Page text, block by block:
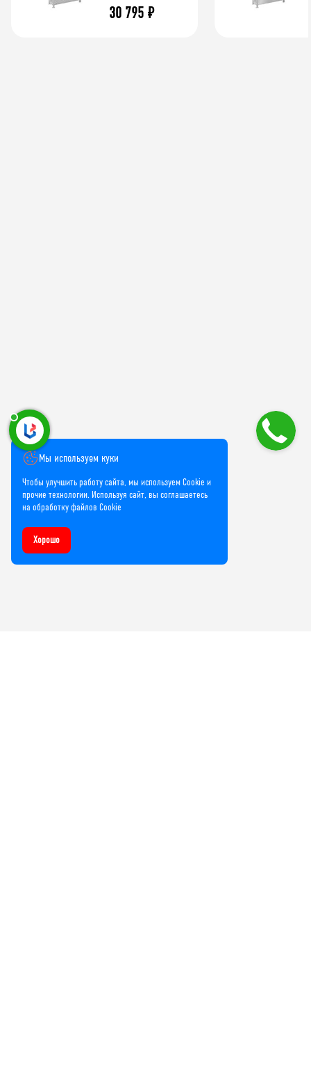
30 795 ₽
Мы используем куки
Чтобы улучшить работу сайта, мы используем Cookie и
прочие технологии. Используя сайт, вы соглашаетесь
на обработку файлов Cookie
Хорошо